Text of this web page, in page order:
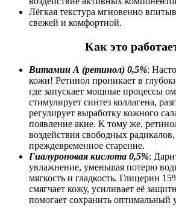
Лёгкая текстура мгновенно
свежей и комфортной.
Как это
Витамин А (ретинол) 0,5%:
кожи! Ретинол проникает в
где запускает мощные процессы
стимулирует синтез коллагена,
регулирует выработку кожного
появление акне. К тому же,
воздействия свободных
преждевременное старение.
Гиалуроновая кислота 0,5%:
увлажнение, уменьшая потерю
мягкость и гладкость. Глицерин
смягчает кожу, усиливает её
помогает сохранить оптимальный